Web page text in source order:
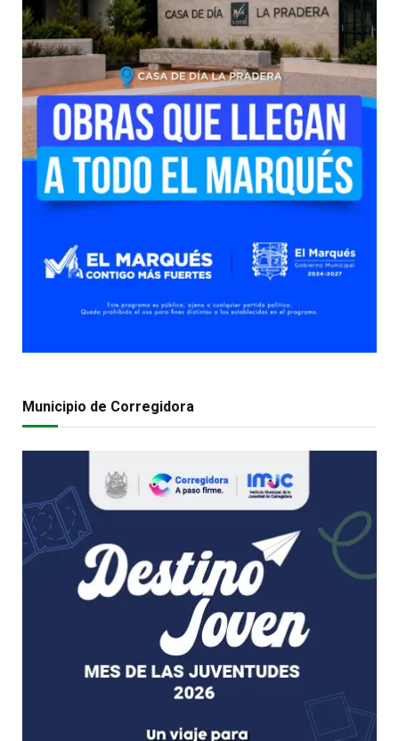
Municipio de Corregidora